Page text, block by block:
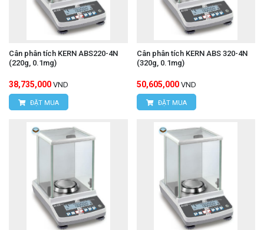
Cân phân tích KERN ABS220-4N
(220g, 0.1mg)
38,735,000 VND
ĐẶT MUA
Cân phân tích KERN ABS 320-4N
(320g, 0.1mg)
50,605,000 VND
ĐẶT MUA